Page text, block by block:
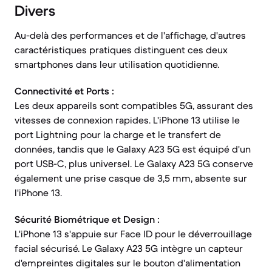
Divers
Au-delà des performances et de l'affichage, d'autres
caractéristiques pratiques distinguent ces deux
smartphones dans leur utilisation quotidienne.
Connectivité et Ports :
Les deux appareils sont compatibles 5G, assurant des
vitesses de connexion rapides. L'iPhone 13 utilise le
port Lightning pour la charge et le transfert de
données, tandis que le Galaxy A23 5G est équipé d'un
port USB-C, plus universel. Le Galaxy A23 5G conserve
également une prise casque de 3,5 mm, absente sur
l'iPhone 13.
Sécurité Biométrique et Design :
L'iPhone 13 s'appuie sur Face ID pour le déverrouillage
facial sécurisé. Le Galaxy A23 5G intègre un capteur
d'empreintes digitales sur le bouton d'alimentation